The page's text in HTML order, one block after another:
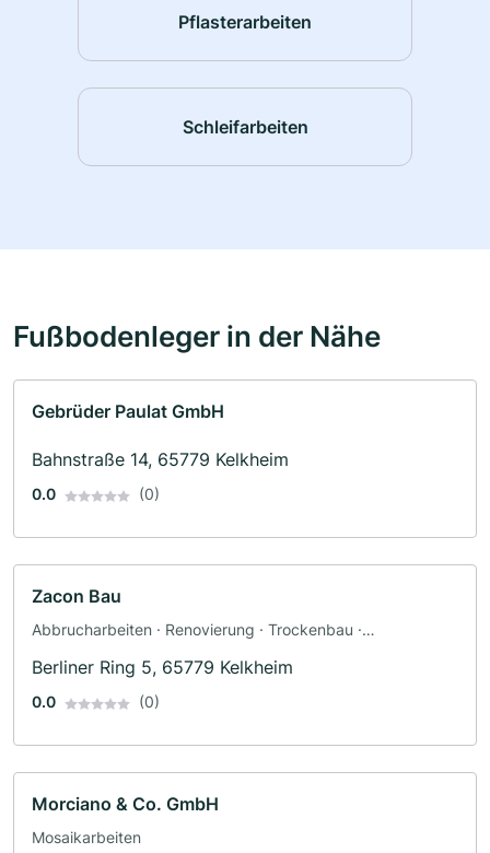
Pflasterarbeiten
Schleifarbeiten
Fußbodenleger in der Nähe
Gebrüder Paulat GmbH
Bahnstraße 14, 65779 Kelkheim
0.0 (0)
Zacon Bau
Abbrucharbeiten · Renovierung · Trockenbau ·
Berliner Ring 5, 65779 Kelkheim
0.0 (0)
Morciano & Co. GmbH
Mosaikarbeiten